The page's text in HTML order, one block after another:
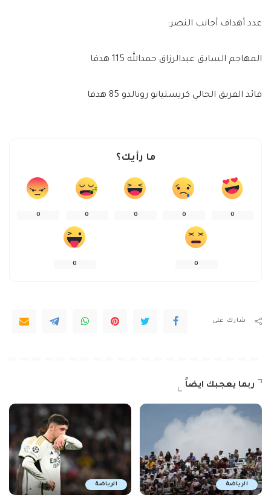
عدد أهداف أجانب النصر:
المهاجم السابق عبدالرزاق حمدالله 115 هدفا
قائد الفريق الحالي كريستيانو رونالدو 85 هدفا
ما رأيك؟
0
0
0
0
0
0
0
شارك على
ربما يعجبك ايضاً
الرياضة الرياضة